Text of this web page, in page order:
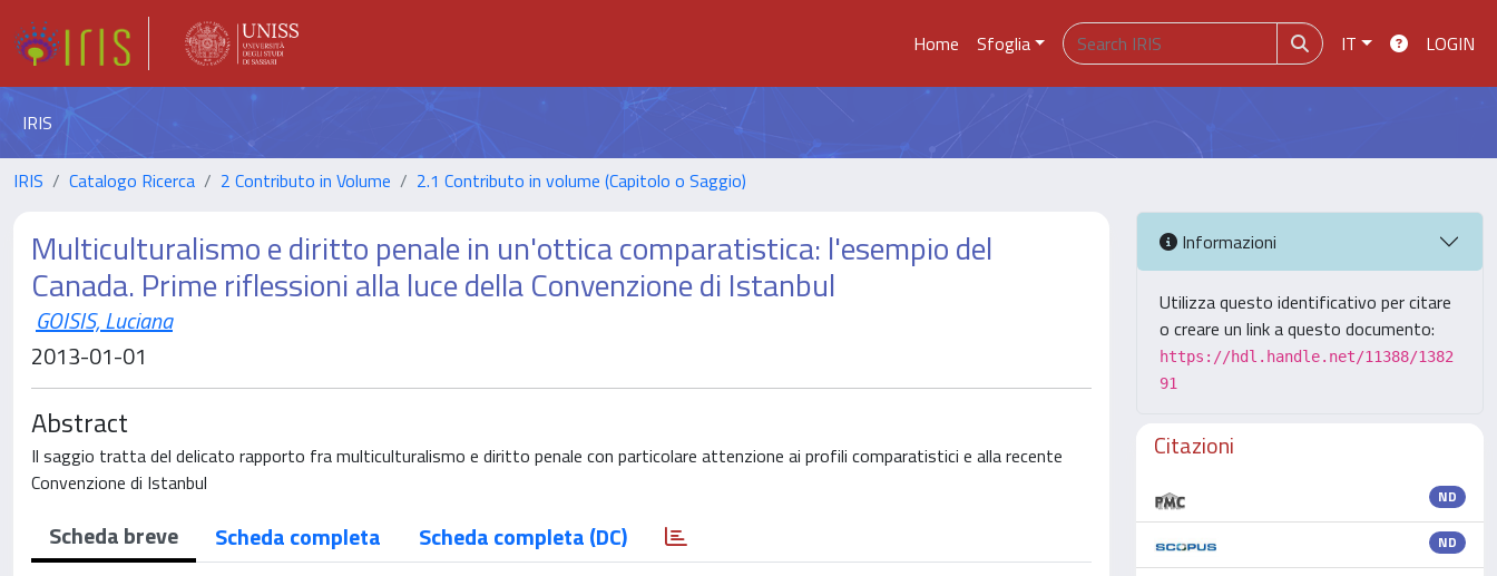
Home Sfoglia IT LOGIN
IRIS
IRIS Catalogo Ricerca 2 Contributo in Volume 2.1 Contributo in volume (Capitolo o Saggio)
Multiculturalismo e diritto penale in un'ottica comparatistica: l'esempio del
Canada. Prime riflessioni alla luce della Convenzione di Istanbul
GOISIS, Luciana
2013-01-01
Abstract
Il saggio tratta del delicato rapporto fra multiculturalismo e diritto penale con particolare attenzione ai profili comparatistici e alla recente
Convenzione di Istanbul
Scheda breve Scheda completa Scheda completa (DC)
Informazioni
Utilizza questo identificativo per citare
o creare un link a questo documento:
https://hdl.handle.net/11388/1382
91
Citazioni
ND
ND